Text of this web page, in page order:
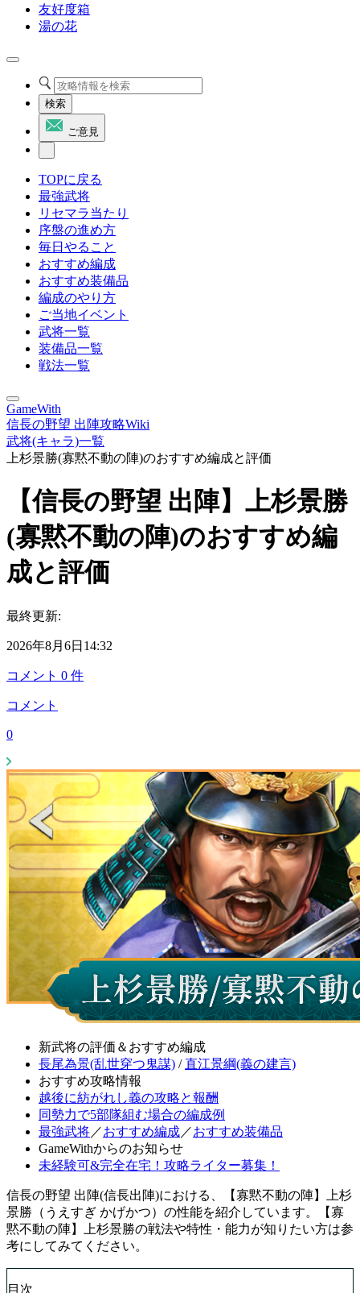
友好度箱
湯の花
検索
ご意見
TOPに戻る
最強武将
リセマラ当たり
序盤の進め方
毎日やること
おすすめ編成
おすすめ装備品
編成のやり方
ご当地イベント
武将一覧
装備品一覧
戦法一覧
GameWith
信長の野望 出陣攻略Wiki
武将(キャラ)一覧
上杉景勝(寡黙不動の陣)のおすすめ編成と評価
【信長の野望 出陣】上杉景勝
(寡黙不動の陣)のおすすめ編
成と評価
最終更新:
2026年8月6日14:32
コメント 0 件
コメント
0
新武将の評価＆おすすめ編成
長尾為景(乱世穿つ鬼謀) /直江景綱(義の建言)
おすすめ攻略情報
越後に紡がれし義の攻略と報酬
同勢力で5部隊組む場合の編成例
最強武将／おすすめ編成／おすすめ装備品
GameWithからのお知らせ
未経験可&完全在宅！攻略ライター募集！
信長の野望 出陣(信長出陣)における、【寡黙不動の陣】上杉
景勝（うえすぎ かげかつ）の性能を紹介しています。【寡
黙不動の陣】上杉景勝の戦法や特性・能力が知りたい方は参
考にしてみてください。
目次